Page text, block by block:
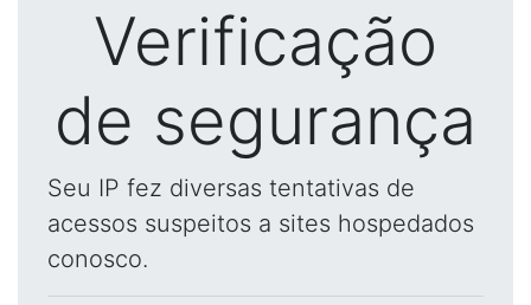
Verificação
de segurança
Seu IP fez diversas tentativas de
acessos suspeitos a sites hospedados
conosco.